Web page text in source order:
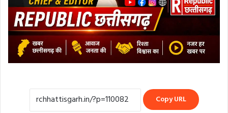
Copy URL